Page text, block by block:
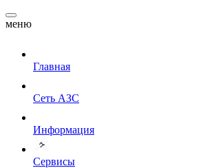
меню
Главная
Сеть АЗС
Информация
Сервисы